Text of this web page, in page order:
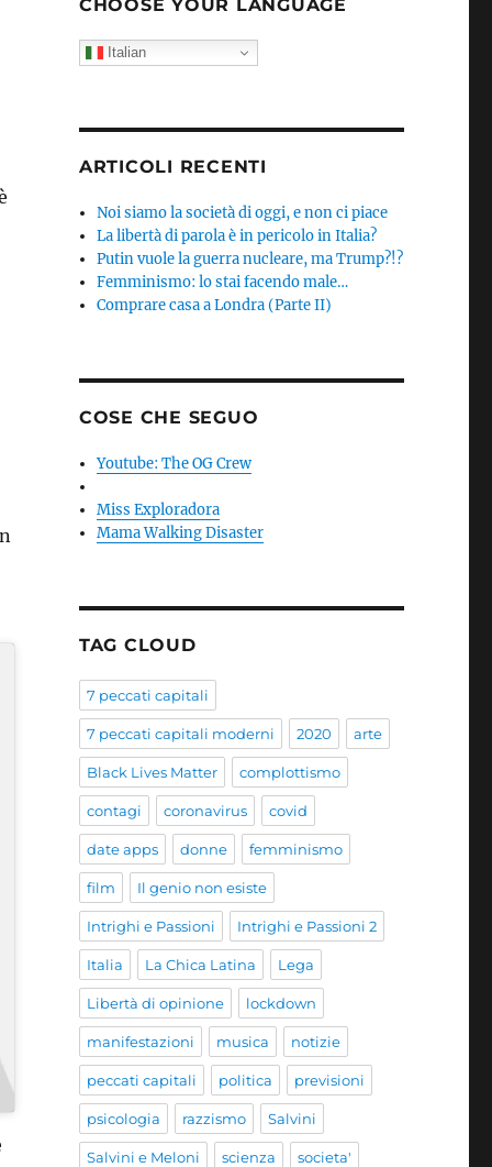
CHOOSE YOUR LANGUAGE
Italian
ARTICOLI RECENTI
Noi siamo la società di oggi, e non ci piace
La libertà di parola è in pericolo in Italia?
Putin vuole la guerra nucleare, ma Trump?!?
Femminismo: lo stai facendo male…
Comprare casa a Londra (Parte II)
COSE CHE SEGUO
Youtube: The OG Crew
Miss Exploradora
Mama Walking Disaster
TAG CLOUD
7 peccati capitali
7 peccati capitali moderni 2020 arte
Black Lives Matter complottismo
contagi coronavirus covid
date apps donne femminismo
film Il genio non esiste
Intrighi e Passioni Intrighi e Passioni 2
Italia La Chica Latina Lega
Libertà di opinione lockdown
manifestazioni musica notizie
peccati capitali politica previsioni
psicologia razzismo Salvini
Salvini e Meloni scienza societa'